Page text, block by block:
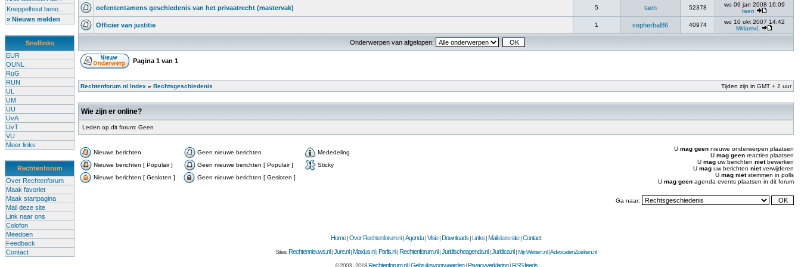
Kneppelhout beno...
» Nieuws melden
Snellinks
EUR
OUNL
RuG
RUN
UL
UM
UU
UvA
UvT
VU
Meer links
Rechtenforum
Over Rechtenforum
Maak favoriet
Maak startpagina
Mail deze site
Link naar ons
Colofon
Meedoen
Feedback
Contact
oefententamens geschiedenis van het privaatrecht (mastervak) 5 taen 52378
wo 09 jan 2008 16:09
taen
Officier van justitie 1 sepherbal86 40974
wo 10 okt 2007 14:42
MiriamvL
Onderwerpen van afgelopen:
Pagina 1 van 1
Rechtenforum.nl Index » Rechtsgeschiedenis Tijden zijn in GMT + 2 uur
Wie zijn er online?
Leden op dit forum: Geen
Nieuwe berichten Geen nieuwe berichten
Mededeling
Nieuwe berichten [ Populair ]
Geen nieuwe berichten [ Populair ]
Sticky
Nieuwe berichten [ Gesloten ]
Geen nieuwe berichten [ Gesloten ]
U mag geen nieuwe onderwerpen plaatsen
U mag geen reacties plaatsen
U mag uw berichten nietbewerken
U mag uw berichten nietverwijderen
U mag nietstemmen in polls
U mag geen agenda events plaatsen in dit forum
Ga naar:
Home|Over Rechtenforum.nl |Agenda|Visie|Downloads |Links |Mail deze site|Contact
Sites:Rechtennieuws.nl |Jure.nl |Maxius.nl |Parlis.nl |Rechtenforum.nl |Juridischeagenda.nl |Juridica.nl |MijnWetten.nl|AdvocatenZoeken.nl
© 2003 - 2018Rechtenforum.nl|Gebruiksvoorwaarden|Privacyverklaring|RSS feeds